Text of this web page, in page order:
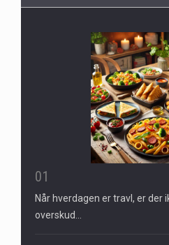
01
Når hverdagen er travl, er der
overskud…